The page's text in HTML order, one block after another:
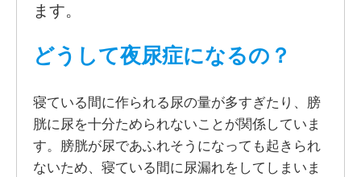
ます。
どうして夜尿症になるの？
寝ている間に作られる尿の量が多すぎたり、膀
胱に尿を十分ためられないことが関係していま
す。膀胱が尿であふれそうになっても起きられ
ないため、寝ている間に尿漏れをしてしまいま